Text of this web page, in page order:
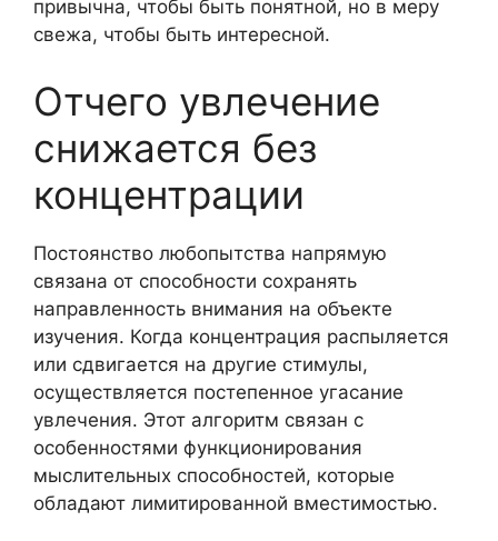
привычна, чтобы быть понятной, но в меру
свежа, чтобы быть интересной.
Отчего увлечение
снижается без
концентрации
Постоянство любопытства напрямую
связана от способности сохранять
направленность внимания на объекте
изучения. Когда концентрация распыляется
или сдвигается на другие стимулы,
осуществляется постепенное угасание
увлечения. Этот алгоритм связан с
особенностями функционирования
мыслительных способностей, которые
обладают лимитированной вместимостью.